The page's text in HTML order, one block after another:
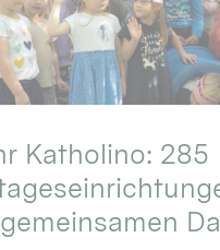
Katholino: 285